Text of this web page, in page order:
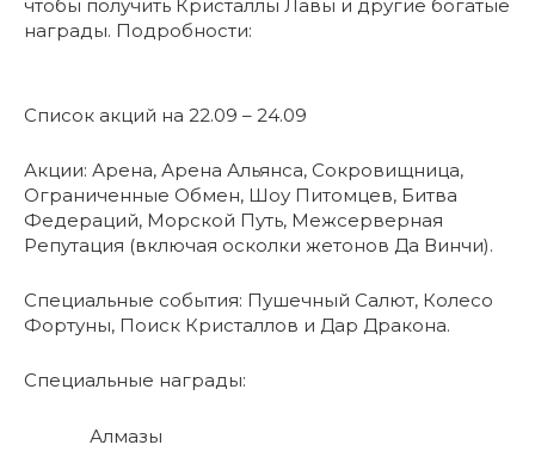
чтобы получить Кристаллы Лавы и другие богатые
награды. Подробности:
Список акций на 22.09 – 24.09
Акции: Арена, Арена Альянса, Сокровищница,
Ограниченные Обмен, Шоу Питомцев, Битва
Федераций, Морской Путь, Межсерверная
Репутация (включая осколки жетонов Да Винчи).
Специальные события: Пушечный Салют, Колесо
Фортуны, Поиск Кристаллов и Дар Дракона.
Специальные награды:
Алмазы